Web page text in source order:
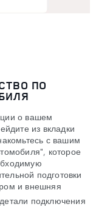
ПО
о вашем
из вкладки
с вашим
которое
подготовки
и внешняя
подключения